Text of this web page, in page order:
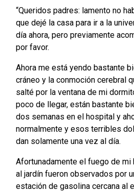
“Queridos padres: lamento no
que dejé la casa para ir a la
día ahora, pero previamente
por favor.
Ahora me está yendo bastante
cráneo y la conmoción cerebral
salté por la ventana de mi
poco de llegar, están bastante
dos semanas en el hospital y
normalmente y esos terribles
dan solamente una vez al día.
Afortunadamente el fuego de mi
al jardín fueron observados por
estación de gasolina cercana al